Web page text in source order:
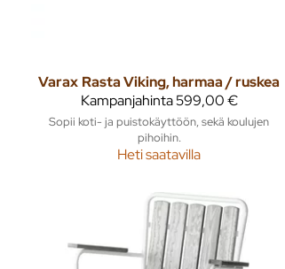
Varax Rasta Viking, harmaa / ruskea
Kampanjahinta599,00 €
Sopii koti- ja puistokäyttöön, sekä koulujen
pihoihin.
Heti saatavilla